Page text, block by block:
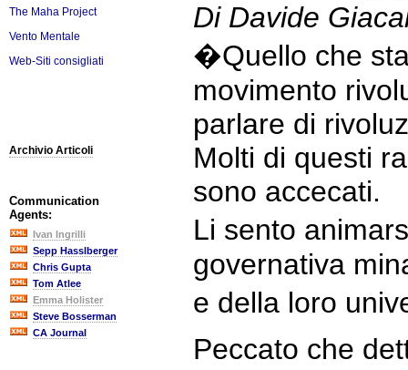
The Maha Project
Vento Mentale
Web-Siti consigliati
Archivio Articoli
Communication
Agents:
Ivan Ingrilli
Sepp Hasslberger
Chris Gupta
Tom Atlee
Emma Holister
Steve Bosserman
CA Journal
Di Davide
�Quello che
movimento
parlare di
Molti di questi
sono accecati.
Li sento
governativa
e della loro
Peccato che